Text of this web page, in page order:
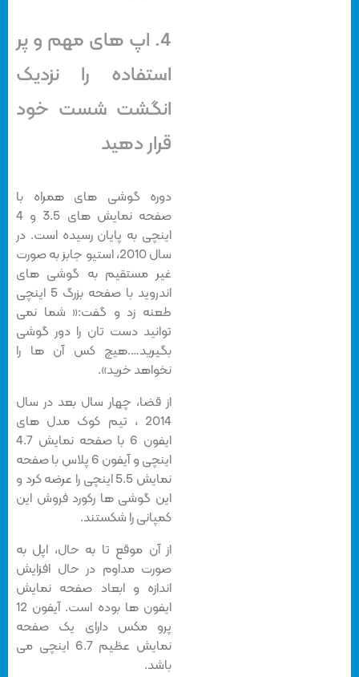
4. اپ های مهم و پر
استفاده را نزدیک
انگشت شست خود
قرار دهید
دوره گوشی های همراه با
صفحه نمایش های 3.5 و 4
اینچی به پایان رسیده است. در
سال 2010، استیو جابز به صورت
غیر مستقیم به گوشی های
اندروید با صفحه بزرگ 5 اینچی
طعنه زد و گفت:« شما نمی
توانید دست تان را دور گوشی
بگیرید….هیچ کس آن ها را
نخواهد خرید».
از قضا، چهار سال بعد در سال
2014 ، تیم کوک مدل های
ایفون 6 با صفحه نمایش 4.7
اینچی و آیفون 6 پلاس با صفحه
نمایش 5.5 اینچی را عرضه کرد و
این گوشی ها رکورد فروش این
کمپانی را شکستند.
از آن موقع تا به حال، اپل به
صورت مداوم در حال افزایش
اندازه و ابعاد صفحه نمایش
ایفون ها بوده است. آیفون 12
پرو مکس دارای یک صفحه
نمایش عظیم 6.7 اینچی می
باشد.